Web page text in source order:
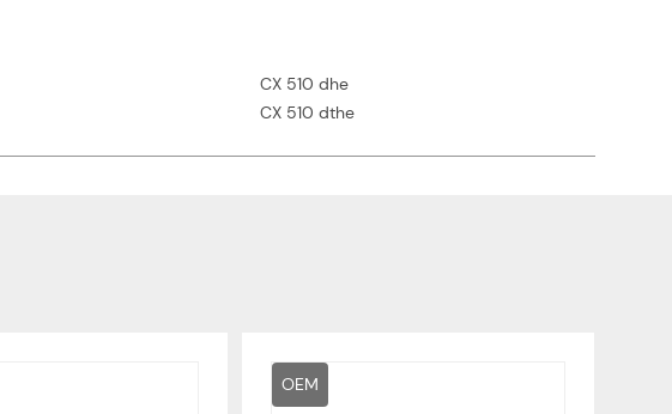
CX 510 dhe
CX 510 dthe
OEM